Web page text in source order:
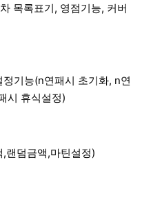
목록표기, 영점기능, 커버
기능(n연패시 초기화, n연
시 휴식설정)
랜덤금액,마틴설정)